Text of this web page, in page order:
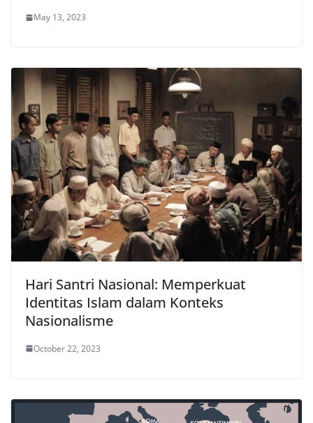
May 13, 2023
Hari Santri Nasional: Memperkuat
Identitas Islam dalam Konteks
Nasionalisme
October 22, 2023